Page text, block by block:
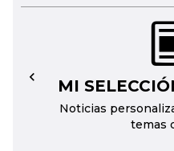
MI
Noticias
temas
←